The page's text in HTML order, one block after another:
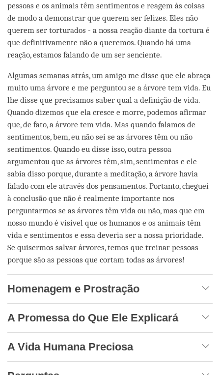
pessoas e os animais têm sentimentos e reagem às coisas
de modo a demonstrar que querem ser felizes. Eles não
querem ser torturados - a nossa reação diante da tortura é
que definitivamente não a queremos. Quando há uma
reação, estamos falando de um ser senciente.
Algumas semanas atrás, um amigo me disse que ele abraça
muito uma árvore e me perguntou se a árvore tem vida. Eu
lhe disse que precisamos saber qual a definição de vida.
Quando dizemos que ela cresce e morre, podemos afirmar
que, de fato, a árvore tem vida. Mas quando falamos de
sentimentos, bem, eu não sei se as árvores têm ou não
sentimentos. Quando eu disse isso, outra pessoa
argumentou que as árvores têm, sim, sentimentos e ele
sabia disso porque, durante a meditação, a árvore havia
falado com ele através dos pensamentos. Portanto, cheguei
à conclusão que não é realmente importante nos
perguntarmos se as árvores têm vida ou não, mas que em
nosso mundo é visível que os humanos e os animais têm
vida e sentimentos e essa deveria ser a nossa prioridade.
Se quisermos salvar árvores, temos que treinar pessoas
porque são as pessoas que cortam todas as árvores!
Homenagem e Prostração
A Promessa do Que Ele Explicará
A Vida Humana Preciosa